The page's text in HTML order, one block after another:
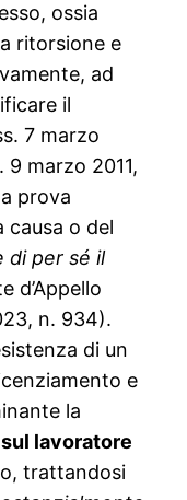
ossia
ritorsione e
ad
il
7 marzo
marzo 2011,
prova
causa o del
di per sé il
d’Appello
n. 934).
di un
e
la
lavoratore
trattandosi